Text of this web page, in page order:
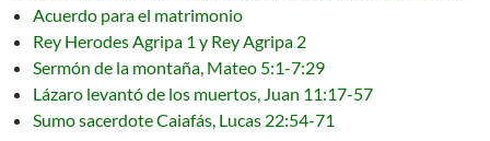
Acuerdo para el matrimonio
Rey Herodes Agripa 1 y Rey Agripa 2
Sermón de la montaña, Mateo 5:1-7:29
Lázaro levantó de los muertos, Juan 11:17-57
Sumo sacerdote Caiafás, Lucas 22:54-71